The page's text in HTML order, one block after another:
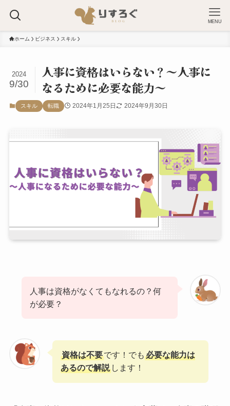
MENU
ホーム ビジネス スキル
人事に資格はいらない？～人事に
なるために必要な能力～
2024
9/30
スキル 転職 2024年1月25日 2024年9月30日
人事は資格がなくてもなれるの？何
が必要？
資格は不要です！でも必要な能力は
あるので解説 します！